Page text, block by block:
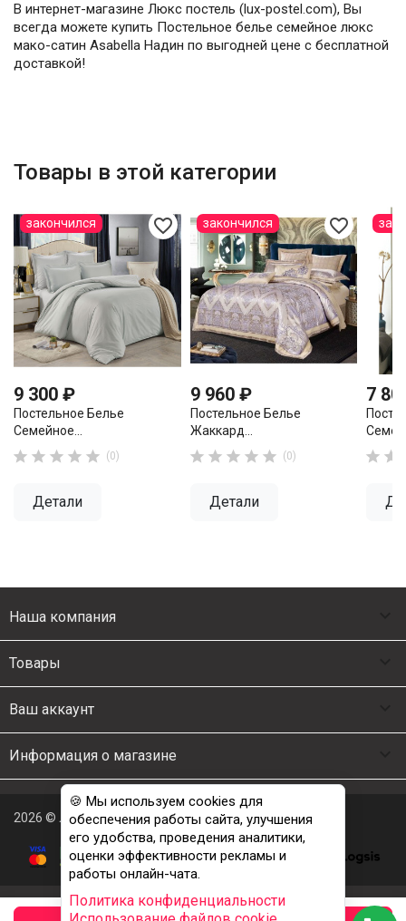
В интернет-магазине Люкс постель (lux-postel.com), Вы
всегда можете купить Постельное белье семейное люкс
мако-сатин Asabella Надин по выгодней цене с бесплатной
доставкой!
Товары в этой категории
favorite_border
9 300 ₽
Постельное Белье
Семейное...
     (0)
Детали
закончился favorite_border
9 960 ₽
Постельное Белье
Жаккард...
     (0)
Детали
закончился
7
 
Наша компания
Товары
Ваш аккаунт
Информация о магазине
2026 © Люкс Постель
🍪 Мы используем cookies для
обеспечения работы сайта, улучшения
его удобства, проведения аналитики,
оценки эффективности рекламы и
работы онлайн-чата.
Политика конфиденциальности